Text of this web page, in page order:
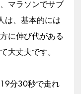
マラソンでサブ
は、基本的には
に伸び代がある
大丈夫です。
分30秒で走れ